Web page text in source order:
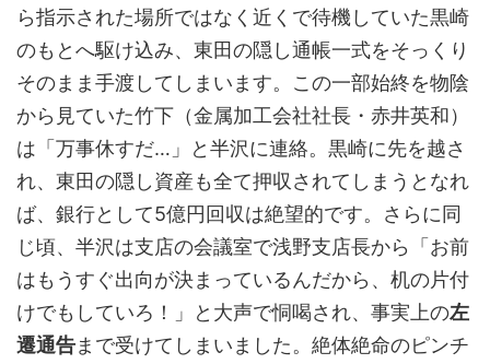
ら指示された場所ではなく近くで待機していた黒崎
のもとへ駆け込み、東田の隠し通帳一式をそっくり
そのまま手渡してしまいます。この一部始終を物陰
から見ていた竹下（金属加工会社社長・赤井英和）
は「万事休すだ…」と半沢に連絡。黒崎に先を越さ
れ、東田の隠し資産も全て押収されてしまうとなれ
ば、銀行として5億円回収は絶望的です。さらに同
じ頃、半沢は支店の会議室で浅野支店長から「お前
はもうすぐ出向が決まっているんだから、机の片付
けでもしていろ！」と大声で恫喝され、事実上の左
遷通告まで受けてしまいました。絶体絶命のピンチ